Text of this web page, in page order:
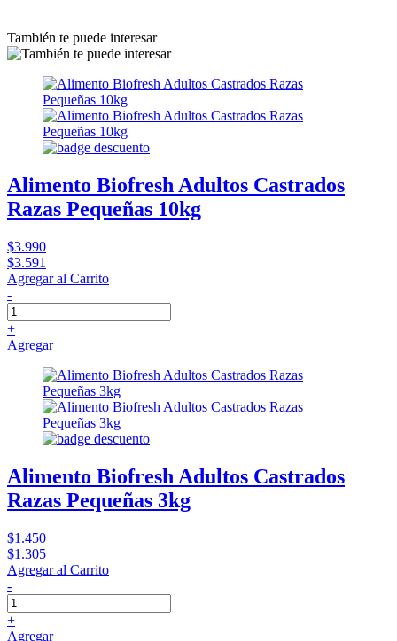
También te puede interesar
Alimento Biofresh Adultos Castrados
Razas Pequeñas 10kg
$3.990
$3.591
Agregar al Carrito
-
+
Agregar
Alimento Biofresh Adultos Castrados
Razas Pequeñas 3kg
$1.450
$1.305
Agregar al Carrito
-
+
Agregar